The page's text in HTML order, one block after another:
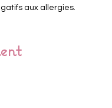
aux allergies.